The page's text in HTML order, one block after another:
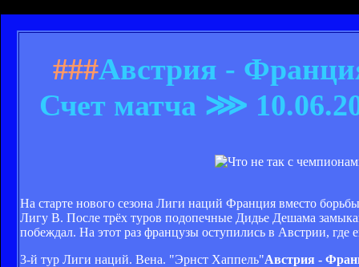
###Австрия -
Счет матча ⋙
На старте нового сезона Лиги наций Франция вместо
Лигу B. После трёх туров подопечные Дидье Дешама
побеждал. На этот раз французы оступились в Австрии,
3-й тур Лиги наций. Вена. "Эрнст Хаппель"Австрия -